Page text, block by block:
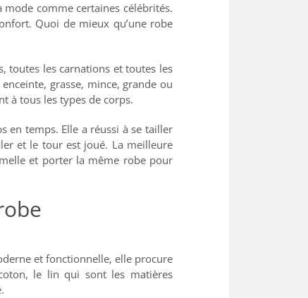
comme certaines célébrités.
Quoi de mieux qu’une robe
toutes les carnations et toutes les
grasse, mince, grande ou
à tous les types de corps.
en temps. Elle a réussi à se tailler
et le tour est joué. La meilleure
et porter la même robe pour
et fonctionnelle, elle procure
le lin qui sont les matières